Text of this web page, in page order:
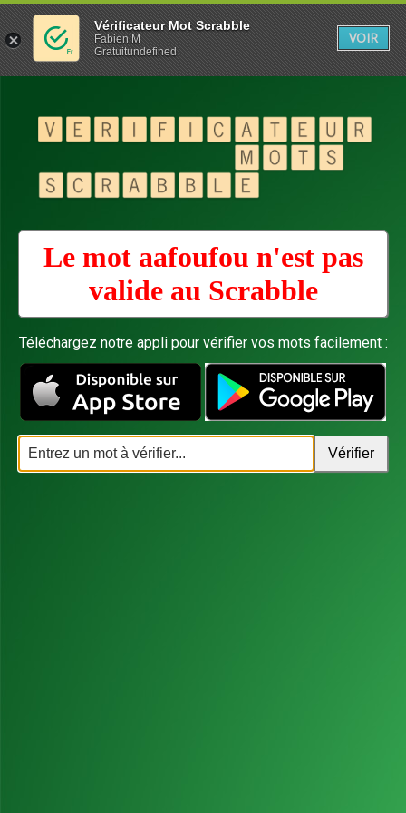
Le mot aafoufou n'est pas
valide au Scrabble
Téléchargez notre appli pour vérifier vos mots facilement :
Vérificateur Mot Scrabble
Fabien M
Gratuitundefined
VOIR